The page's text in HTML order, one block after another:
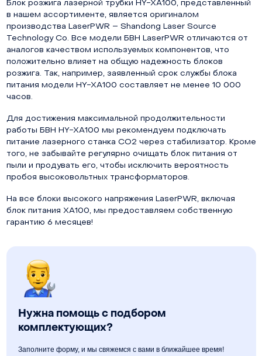
Блок розжига лазерной трубки HY-XA100, представленный
в нашем ассортименте, является оригиналом
производства LaserPWR – Shandong Laser Source
Technology Co. Все модели БВН LaserPWR отличаются от
аналогов качеством используемых компонентов, что
положительно влияет на общую надежность блоков
розжига. Так, например, заявленный срок службы блока
питания модели HY-XA100 составляет не менее 10 000
часов.
Для достижения максимальной продолжительности
работы БВН HY-XA100 мы рекомендуем подключать
питание лазерного станка СО2 через стабилизатор. Кроме
того, не забывайте регулярно очищать блок питания от
пыли и продувать его, чтобы исключить вероятность
пробоя высоковольтных трансформаторов.
На все блоки высокого напряжения LaserPWR, включая
блок питания XA100, мы предоставляем собственную
гарантию 6 месяцев!
Нужна помощь с подбором
комплектующих?
Заполните форму, и мы свяжемся с вами в ближайшее время!